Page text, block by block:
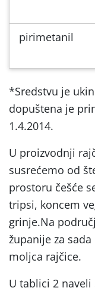
pirimetanil
*Sredstvu je
dopuštena je
1.4.2014.
U proizvodnji
susrećemo od
prostoru češće
tripsi, koncem
grinje.Na
županije za
moljca rajčice.
U tablici 2